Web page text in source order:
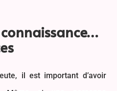
il est important d’avoir